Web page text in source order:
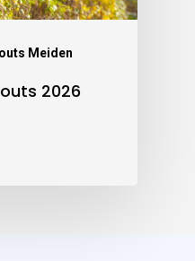
Meiden
2026